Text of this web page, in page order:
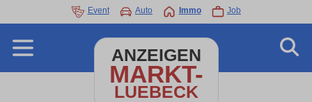
Event Auto Immo Job
ANZEIGEN
MARKT-
LUEBECK